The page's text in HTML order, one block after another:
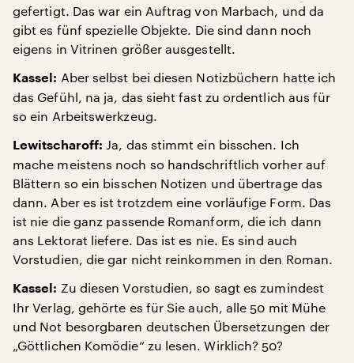
gefertigt. Das war ein Auftrag von Marbach, und da
gibt es fünf spezielle Objekte. Die sind dann noch
eigens in Vitrinen größer ausgestellt.
Kassel: Aber selbst bei diesen Notizbüchern hatte ich
das Gefühl, na ja, das sieht fast zu ordentlich aus für
so ein Arbeitswerkzeug.
Lewitscharoff: Ja, das stimmt ein bisschen. Ich
mache meistens noch so handschriftlich vorher auf
Blättern so ein bisschen Notizen und übertrage das
dann. Aber es ist trotzdem eine vorläufige Form. Das
ist nie die ganz passende Romanform, die ich dann
ans Lektorat liefere. Das ist es nie. Es sind auch
Vorstudien, die gar nicht reinkommen in den Roman.
Kassel: Zu diesen Vorstudien, so sagt es zumindest
Ihr Verlag, gehörte es für Sie auch, alle 50 mit Mühe
und Not besorgbaren deutschen Übersetzungen der
„Göttlichen Komödie“ zu lesen. Wirklich? 50?